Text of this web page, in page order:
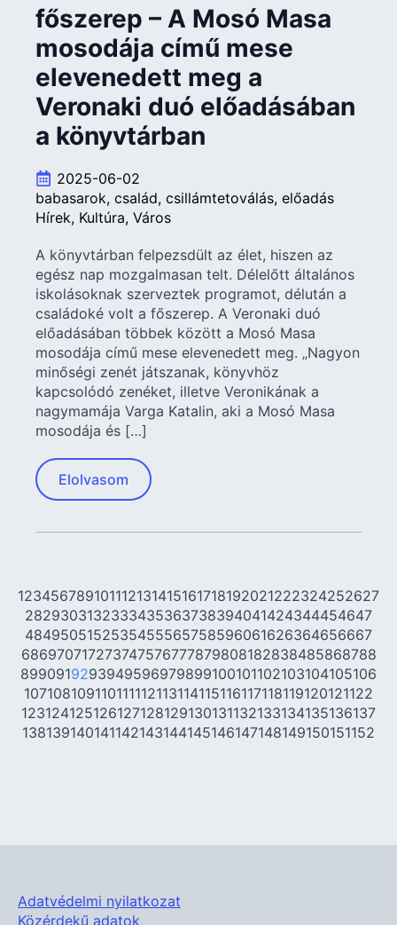
főszerep – A Mosó Masa
mosodája című mese
elevenedett meg a
Veronaki duó előadásában
a könyvtárban
2025-06-02
babasarok család csillámtetoválás előadás
Hírek Kultúra Város
A könyvtárban felpezsdült az élet, hiszen az
egész nap mozgalmasan telt. Délelőtt általános
iskolásoknak szerveztek programot, délután a
családoké volt a főszerep. A Veronaki duó
előadásában többek között a Mosó Masa
mosodája című mese elevenedett meg. „Nagyon
minőségi zenét játszanak, könyvhöz
kapcsolódó zenéket, illetve Veronikának a
nagymamája Varga Katalin, aki a Mosó Masa
mosodája és […]
Elolvasom
123456789101112131415161718192021222324252627
2829303132333435363738394041424344454647
4849505152535455565758596061626364656667
686970717273747576777879808182838485868788
8990919293949596979899100101102103104105106
107108109110111112113114115116117118119120121122
123124125126127128129130131132133134135136137
138139140141142143144145146147148149150151152
Adatvédelmi nyilatkozat
Közérdekű adatok